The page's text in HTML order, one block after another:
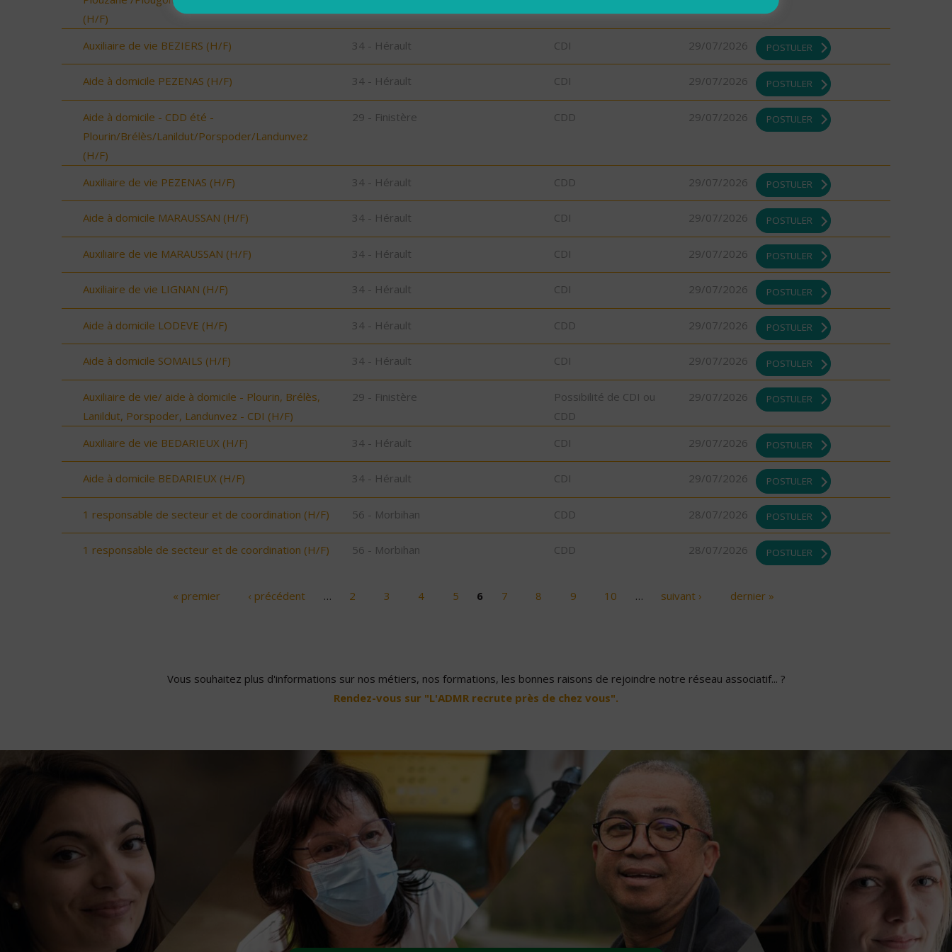
(H/F)
Auxiliaire de vie BEZIERS (H/F) 34 - Hérault CDI 29/07/2026 POSTULER
Aide à domicile PEZENAS (H/F) 34 - Hérault CDI 29/07/2026 POSTULER
Aide à domicile - CDD été -
Plourin/Brélès/Lanildut/Porspoder/Landunvez
(H/F)
29 - Finistère CDD 29/07/2026 POSTULER
Auxiliaire de vie PEZENAS (H/F) 34 - Hérault CDD 29/07/2026 POSTULER
Aide à domicile MARAUSSAN (H/F) 34 - Hérault CDI 29/07/2026 POSTULER
Auxiliaire de vie MARAUSSAN (H/F) 34 - Hérault CDI 29/07/2026 POSTULER
Auxiliaire de vie LIGNAN (H/F) 34 - Hérault CDI 29/07/2026 POSTULER
Aide à domicile LODEVE (H/F) 34 - Hérault CDD 29/07/2026 POSTULER
Aide à domicile SOMAILS (H/F) 34 - Hérault CDI 29/07/2026 POSTULER
Auxiliaire de vie/ aide à domicile - Plourin, Brélès,
Lanildut, Porspoder, Landunvez - CDI (H/F)
29 - Finistère
Possibilité de CDI ou
CDD
29/07/2026 POSTULER
Auxiliaire de vie BEDARIEUX (H/F) 34 - Hérault CDI 29/07/2026 POSTULER
Aide à domicile BEDARIEUX (H/F) 34 - Hérault CDI 29/07/2026 POSTULER
1 responsable de secteur et de coordination (H/F) 56 - Morbihan CDD 28/07/2026 POSTULER
1 responsable de secteur et de coordination (H/F) 56 - Morbihan CDD 28/07/2026 POSTULER
« premier ‹ précédent … 2 3 4 5 6 7 8 9 10 … suivant › dernier »
Vous souhaitez plus d'informations sur nos métiers, nos formations, les bonnes raisons de rejoindre notre réseau associatif... ?
Rendez-vous sur "L'ADMR recrute près de chez vous".